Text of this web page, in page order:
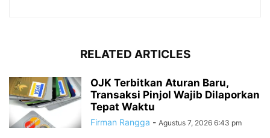
RELATED ARTICLES
OJK Terbitkan Aturan Baru,
Transaksi Pinjol Wajib Dilaporkan
Tepat Waktu
Firman Rangga - Agustus 7, 2026 6:43 pm